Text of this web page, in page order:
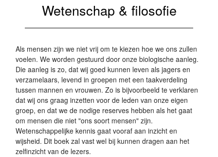
Wetenschap & filosofie
Als mensen zijn we niet vrij om te kiezen hoe we ons zullen
voelen. We worden gestuurd door onze biologische aanleg.
Die aanleg is zo, dat wij goed kunnen leven als jagers en
verzamelaars, levend in groepen met een taakverdeling
tussen mannen en vrouwen. Zo is bijvoorbeeld te verklaren
dat wij ons graag inzetten voor de leden van onze eigen
groep, en dat we de nodige reserves hebben als het gaat
om mensen die niet "ons soort mensen" zijn.
Wetenschappelijke kennis gaat vooraf aan inzicht en
wijsheid. Dit boek zal vast wel bij kunnen dragen aan het
zelfinzicht van de lezers.